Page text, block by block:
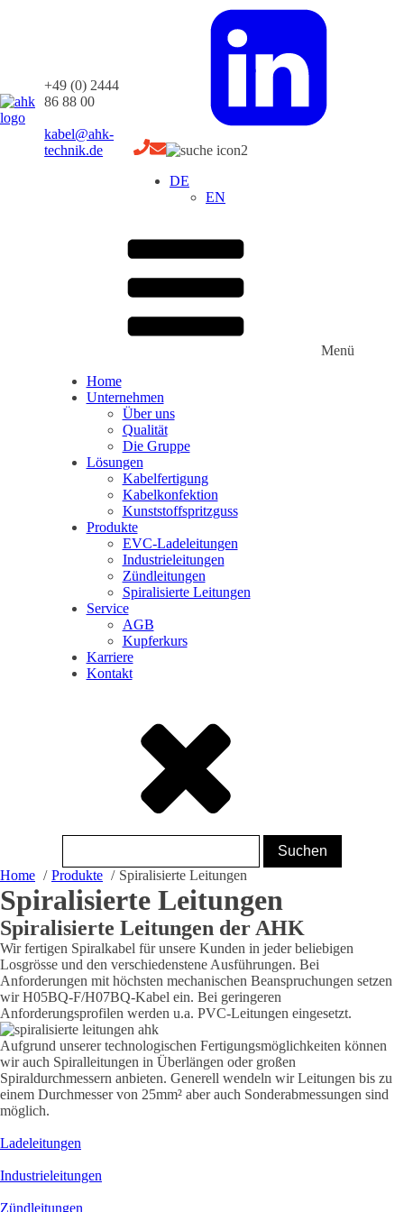
+49 (0) 2444
86 88 00
kabel@ahk-
technik.de
DE
EN
Menü
Home
Unternehmen
Über uns
Qualität
Die Gruppe
Lösungen
Kabelfertigung
Kabelkonfektion
Kunststoffspritzguss
Produkte
EVC-Ladeleitungen
Industrieleitungen
Zündleitungen
Spiralisierte Leitungen
Service
AGB
Kupferkurs
Karriere
Kontakt
Home Produkte Spiralisierte Leitungen
Spiralisierte Leitungen
Spiralisierte Leitungen der AHK
Wir fertigen Spiralkabel für unsere Kunden in jeder beliebigen
Losgrösse und den verschiedenstene Ausführungen. Bei
Anforderungen mit höchsten mechanischen Beanspruchungen setzen
wir H05BQ-F/H07BQ-Kabel ein. Bei geringeren
Anforderungsprofilen werden u.a. PVC-Leitungen eingesetzt.
Aufgrund unserer technologischen Fertigungsmöglichkeiten können
wir auch Spiralleitungen in Überlängen oder großen
Spiraldurchmessern anbieten. Generell wendeln wir Leitungen bis zu
einem Durchmesser von 25mm² aber auch Sonderabmessungen sind
möglich.
Ladeleitungen
Industrieleitungen
Zündleitungen